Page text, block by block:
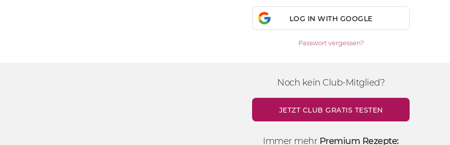
LOG IN WITH GOOGLE
Passwort vergessen?
Noch kein Club-Mitglied?
JETZT CLUB GRATIS TESTEN
Immer mehr Premium Rezepte: